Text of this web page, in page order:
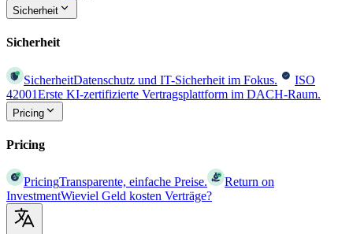
Sicherheit
Sicherheit
SicherheitDatenschutz und IT-Sicherheit im Fokus.
ISO
42001Erste KI-zertifizierte Vertragsplattform im DACH-Raum.
Pricing
Pricing
PricingTransparente, einfache Preise.
Return on
InvestmentWieviel Geld kosten Verträge?